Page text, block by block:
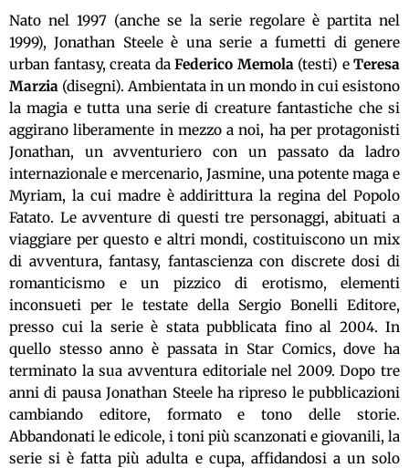
Nato nel 1997 (anche se la serie regolare è partita nel
1999), Jonathan Steele è una serie a fumetti di genere
urban fantasy, creata da Federico Memola (testi) e Teresa
Marzia (disegni). Ambientata in un mondo in cui esistono
la magia e tutta una serie di creature fantastiche che si
aggirano liberamente in mezzo a noi, ha per protagonisti
Jonathan, un avventuriero con un passato da ladro
internazionale e mercenario, Jasmine, una potente maga e
Myriam, la cui madre è addirittura la regina del Popolo
Fatato. Le avventure di questi tre personaggi, abituati a
viaggiare per questo e altri mondi, costituiscono un mix
di avventura, fantasy, fantascienza con discrete dosi di
romanticismo e un pizzico di erotismo, elementi
inconsueti per le testate della Sergio Bonelli Editore,
presso cui la serie è stata pubblicata fino al 2004. In
quello stesso anno è passata in Star Comics, dove ha
terminato la sua avventura editoriale nel 2009. Dopo tre
anni di pausa Jonathan Steele ha ripreso le pubblicazioni
cambiando editore, formato e tono delle storie.
Abbandonati le edicole, i toni più scanzonati e giovanili, la
serie si è fatta più adulta e cupa, affidandosi a un solo